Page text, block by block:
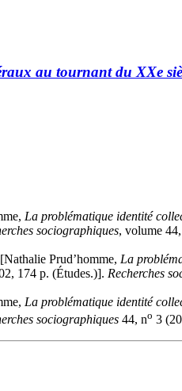
au tournant du XXe
, La problématique identité
sociographiques, volume
Prud’homme, La
174 p. (Études.)]. Recherches
, La problématique identité
sociographiques 44, no 3